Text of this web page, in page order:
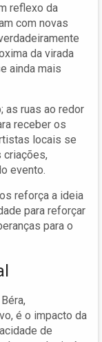
reflexo da
com novas
da virada
ainda mais
as ruas ao redor
receber os
locais se
criações,
evento.
reforça a ideia
para reforçar
para o
é o impacto da
de